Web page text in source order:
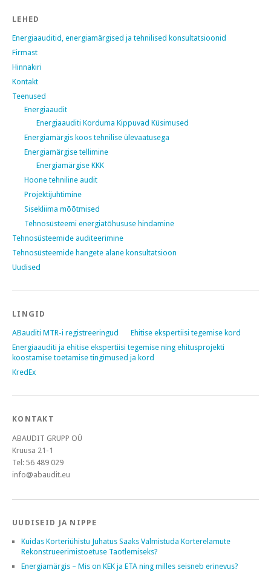
LEHED
Energiaauditid, energiamärgised ja tehnilised konsultatsioonid
Firmast
Hinnakiri
Kontakt
Teenused
Energiaaudit
Energiaauditi Korduma Kippuvad Küsimused
Energiamärgis koos tehnilise ülevaatusega
Energiamärgise tellimine
Energiamärgise KKK
Hoone tehniline audit
Projektijuhtimine
Sisekliima mõõtmised
Tehnosüsteemi energiatõhususe hindamine
Tehnosüsteemide auditeerimine
Tehnosüsteemide hangete alane konsultatsioon
Uudised
LINGID
ABauditi MTR-i registreeringud
Ehitise ekspertiisi tegemise kord
Energiaauditi ja ehitise ekspertiisi tegemise ning ehitusprojekti
koostamise toetamise tingimused ja kord
KredEx
KONTAKT
ABAUDIT GRUPP OÜ
Kruusa 21-1
Tel: 56 489 029
info@abaudit.eu
UUDISEID JA NIPPE
Kuidas Korteriühistu Juhatus Saaks Valmistuda Korterelamute
Rekonstrueerimistoetuse Taotlemiseks?
Energiamärgis – Mis on KEK ja ETA ning milles seisneb erinevus?